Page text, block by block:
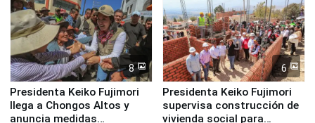
8
Presidenta Keiko Fujimori
llega a Chongos Altos y
anuncia medidas
6
Presidenta Keiko Fujimori
supervisa construcción de
vivienda social para